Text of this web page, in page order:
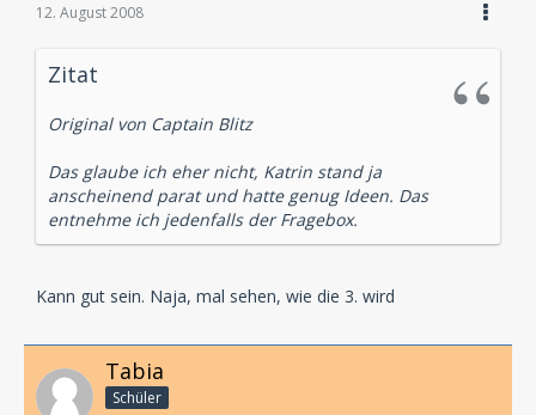
12. August 2008
Zitat
Original von Captain Blitz
Das glaube ich eher nicht, Katrin stand ja
anscheinend parat und hatte genug Ideen. Das
entnehme ich jedenfalls der Fragebox.
Kann gut sein. Naja, mal sehen, wie die 3. wird
Tabia
Schüler